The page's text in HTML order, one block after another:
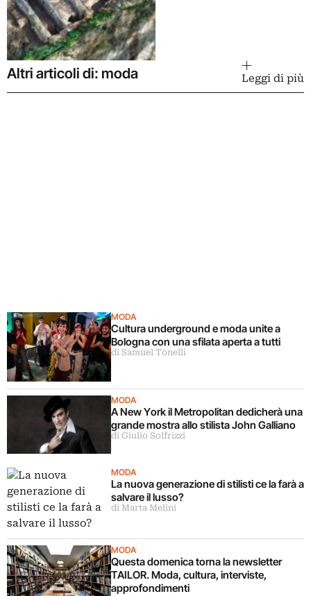
Altri articoli di: moda Leggi di più
MODA
Cultura underground e moda unite a
Bologna con una sfilata aperta a tutti
di Samuel Tonelli
MODA
A New York il Metropolitan dedicherà una
grande mostra allo stilista John Galliano
di Giulio Solfrizzi
MODA
La nuova generazione di stilisti ce la farà a
salvare il lusso?
di Marta Melini
MODA
Questa domenica torna la newsletter
TAILOR. Moda, cultura, interviste,
approfondimenti